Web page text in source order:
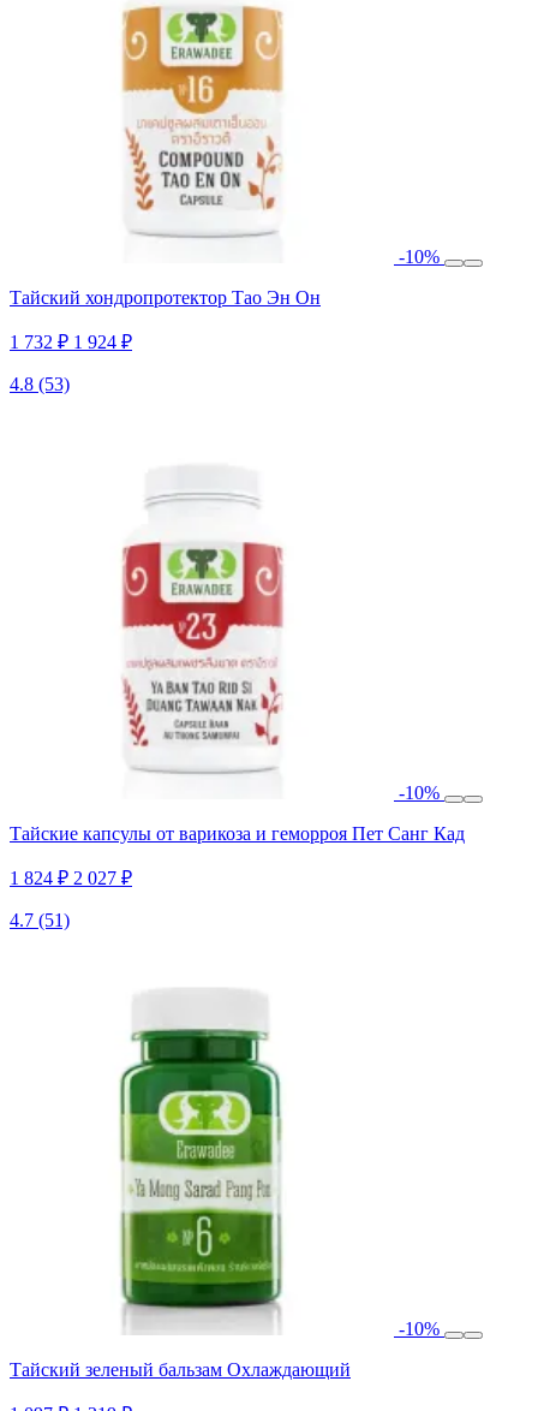
-10%
Тайский хондропротектор Тао Эн Он
1 732 ₽ 1 924 ₽
4.8 (53)
-10%
Тайские капсулы от варикоза и геморроя Пет Санг Кад
1 824 ₽ 2 027 ₽
4.7 (51)
-10%
Тайский зеленый бальзам Охлаждающий